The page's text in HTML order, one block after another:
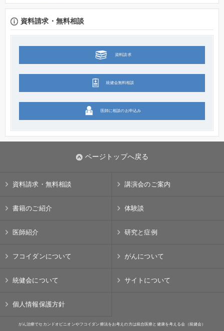
資料請求・無料相談
資料請求
統健会無料相談
医師に相談のお申込み
ページトップへ戻る
資料請求・無料相談 講演会のご案内
書籍のご紹介 体験談
医師紹介 研究と症例
フコイダンについて がんについて
統健会について サイトについて
個人情報保護方針
がん治療でセカンドオピニオンやフコイダン療法をお考えの方は統合医療と健康を考える会（統健会）